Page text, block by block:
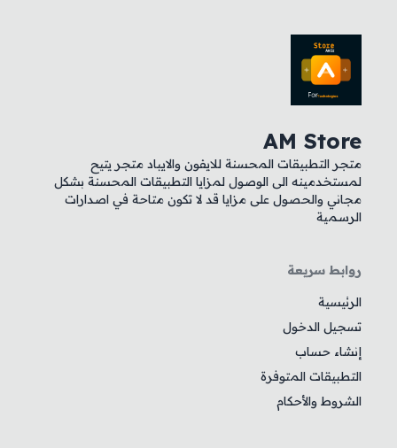
AM Store
متجر التطبيقات المحسنة للايفون والايباد متجر يتيح
لمستخدمينه الى الوصول لمزايا التطبيقات المحسنة بشكل
مجاني والحصول على مزايا قد لا تكون متاحة في اصدارات
الرسمية
روابط سريعة
الرئيسية
تسجيل الدخول
إنشاء حساب
التطبيقات المتوفرة
الشروط والأحكام